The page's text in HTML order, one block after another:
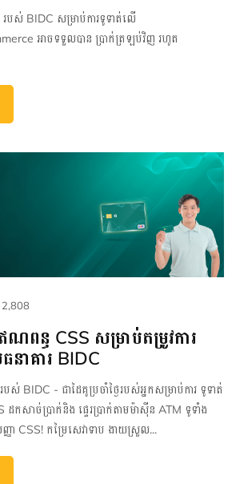
បស់ BIDC សម្រាប់ការទូទាត់លើ
អាចទទួលបាន ប្រាក់ត្រឡប់វិញ រហូត
2,808
ណពន្ធ CSS សម្រាប់តម្រូវការ
នាគារ BIDC
BIDC - ជាដៃគូប្រចាំថ្ងៃរបស់អ្នកសម្រាប់ការ ទូទាត់
កសាច់ប្រាក់និង ផ្ទេរប្រាក់តាមម៉ាស៊ីន ATM ទូទាំង
ា CSS! កម្រៃសេវាទាប ងាយស្រួល...